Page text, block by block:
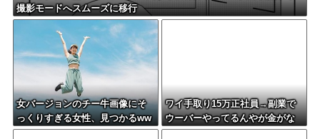
撮影モードへスムーズに移行
女バージョンのチー牛画像にそ
っくりすぎる女性、見つかるww
w
ワイ手取り15万正社員→副業で
ウーバーやってるんやが金がな
い